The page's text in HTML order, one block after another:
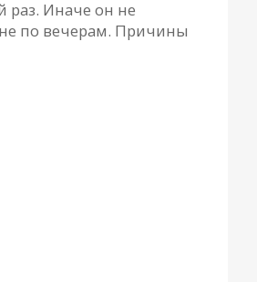
раз. Иначе он не
по вечерам. Причины